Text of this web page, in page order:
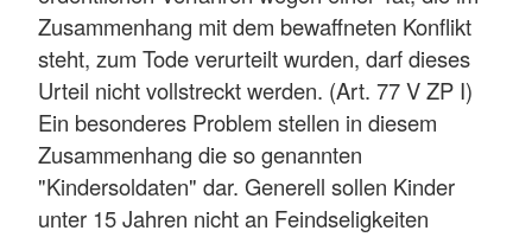
Zusammenhang mit dem bewaffneten Konflikt
steht, zum Tode verurteilt wurden, darf dieses
Urteil nicht vollstreckt werden. (Art. 77 V ZP I)
Ein besonderes Problem stellen in diesem
Zusammenhang die so genannten
"Kindersoldaten" dar. Generell sollen Kinder
unter 15 Jahren nicht an Feindseligkeiten